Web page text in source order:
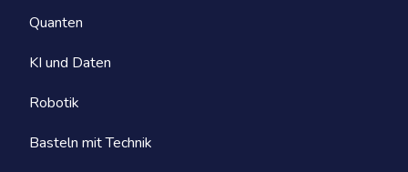
Quanten
KI und Daten
Robotik
Basteln mit Technik